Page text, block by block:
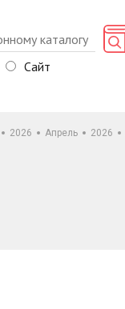
Сайт
2026 Апрель 2026